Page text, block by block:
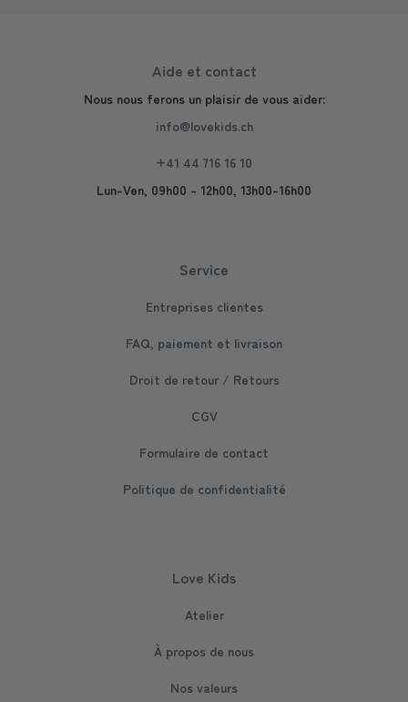
Aide et contact
Nous nous ferons un plaisir de vous aider:
info@lovekids.ch
+41 44 716 16 10
Lun-Ven, 09h00 - 12h00, 13h00-16h00
Service
Entreprises clientes
FAQ, paiement et livraison
Droit de retour / Retours
CGV
Formulaire de contact
Politique de confidentialité
Love Kids
Atelier
À propos de nous
Nos valeurs